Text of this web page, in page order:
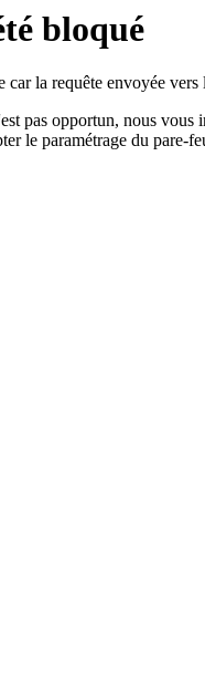
bloqué
la requête envoyée vers
pas opportun, nous vous
le paramétrage du pare-